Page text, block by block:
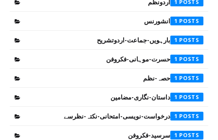
1
انشورنس 1
بارہویں-جماعت-اردوتشریح 1
حسرت-موہانی-فکروفن 1
حصہ-نظم 1
داستان-نگاری-مضامین 1
درخواست-نویسی-امتحانی-نکتہ-نظرسے 1
سرسید-فکروفن 1